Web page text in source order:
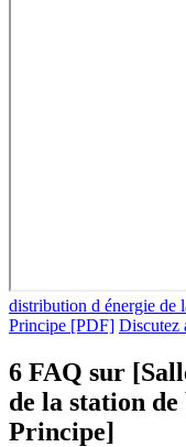
distribution d énergie de
Principe [PDF] Discutez
6 FAQ sur
de la station de
Principe]